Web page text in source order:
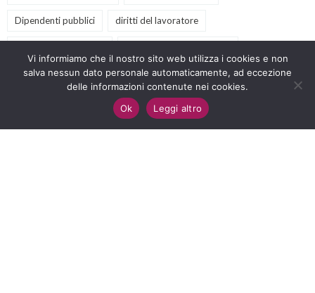
Dipendenti pubblici diritti del lavoratore
diritto del lavoro eventi GPS illegittimità
lavoro LawforChange
licenziamento nullità nuovo codice appalti
Vi informiamo che il nostro sito web utilizza i cookies e non
salva nessun dato personale automaticamente, ad eccezione
delle informazioni contenute nei cookies.
Ok
Leggi altro